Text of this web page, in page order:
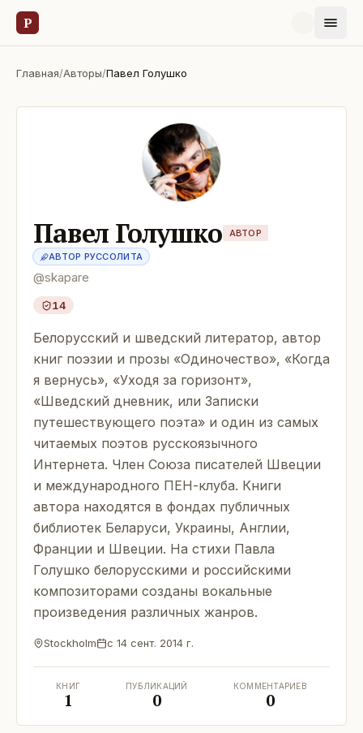
Р
Главная/Авторы/Павел Голушко
Павел Голушко АВТОР
АВТОР РУССОЛИТА
@skapare
14
Белорусский и шведский литератор, автор
книг поэзии и прозы «Одиночество», «Когда
я вернусь», «Уходя за горизонт»,
«Шведский дневник, или Записки
путешествующего поэта» и один из самых
читаемых поэтов русскоязычного
Интернета. Член Союза писателей Швеции
и международного ПЕН-клуба. Книги
автора находятся в фондах публичных
библиотек Беларуси, Украины, Англии,
Франции и Швеции. На стихи Павла
Голушко белорусскими и российскими
композиторами созданы вокальные
произведения различных жанров.
Stockholm с 14 сент. 2014 г.
КНИГ
1
ПУБЛИКАЦИЙ
0
КОММЕНТАРИЕВ
0